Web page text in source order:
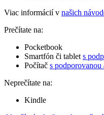
Viac informácií v našich
Prečítate na:
Pocketbook
Smartfón či tablet s
Počítač s podporovanou
Neprečítate na:
Kindle